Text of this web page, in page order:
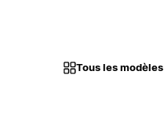
Tous les modèles